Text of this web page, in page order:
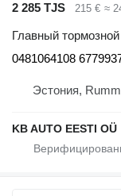
2 285 TJS 215 € ≈
Главный
0481064108
Эстония,
KB AUTO EESTI OÜ